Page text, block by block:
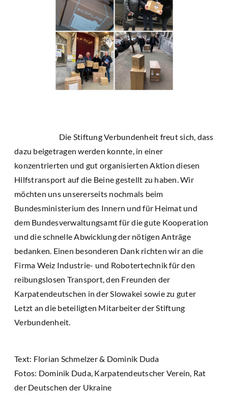
Die Stiftung Verbundenheit freut sich, dass
dazu beigetragen werden konnte, in einer
konzentrierten und gut organisierten Aktion diesen
Hilfstransport auf die Beine gestellt zu haben. Wir
möchten uns unsererseits nochmals beim
Bundesministerium des Innern und für Heimat und
dem Bundesverwaltungsamt für die gute Kooperation
und die schnelle Abwicklung der nötigen Anträge
bedanken. Einen besonderen Dank richten wir an die
Firma Weiz Industrie- und Robotertechnik für den
reibungslosen Transport, den Freunden der
Karpatendeutschen in der Slowakei sowie zu guter
Letzt an die beteiligten Mitarbeiter der Stiftung
Verbundenheit.
Text: Florian Schmelzer & Dominik Duda
Fotos: Dominik Duda, Karpatendeutscher Verein, Rat
der Deutschen der Ukraine